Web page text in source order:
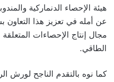
هيئة الإحصاء الدنماركية
عن أمله في تعزيز هذا
مجال إنتاج الإحصاءات المتعلقة
الطاقي.
كما نوه بالتقدم الناجح لورش